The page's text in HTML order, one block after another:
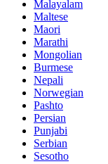
Malayalam
Maltese
Maori
Marathi
Mongolian
Burmese
Nepali
Norwegian
Pashto
Persian
Punjabi
Serbian
Sesotho